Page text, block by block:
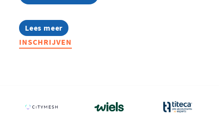
Lees meer
about
Food
&
INSCHRIJVEN